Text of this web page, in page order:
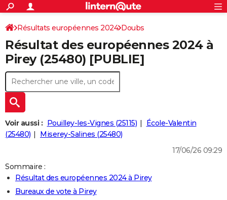
ACTUALITÉS
Politique
Société
Faits Divers
Education
Monde
Villes
+
SPORT
Coupe du monde 2026
Football
Tennis
Cyclisme
Rugby
Forum
CULTURE
Programme TV
TNT
Streaming
Cinéma
Sorties cinéma
Musique
+
FINANCE
Retraite
Impôts
Epargne
Immobilier
Risques naturels par ville
Banque
Assurance
Crédit
AUTO
Essais
Réserver un essai
Citadines
Berlines
SUV
Forum auto
+
HIGH-TECH
Mobiles
Meilleur smartphone
Internet
Ordinateurs
Jeux vidéo
Guide high-tech
+
BRICOLAGE
Guides de France
Escapades
Patrimoine
Expositions
Musées
Week-end nature
LIFESTYLE
Art de vivre
Bien-être
Loisirs
Mode
Modes de vie
S'inscrire
Connexion
Résultats européennes 2024 Doubs
Résultat des européennes 2024 à
Pirey (25480) [PUBLIE]
Voir aussi : Pouilley-les-Vignes (25115)
École-Valentin
(25480)
Miserey-Salines (25480)
17/06/26 09:29
Sommaire :
Résultat des européennes 2024 à Pirey
Bureaux de vote à Pirey